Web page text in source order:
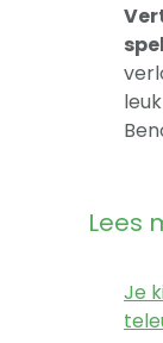
Lees
Je